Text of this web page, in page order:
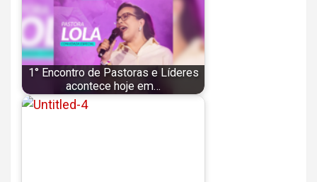
1° Encontro de Pastoras e Líderes
acontece hoje em…